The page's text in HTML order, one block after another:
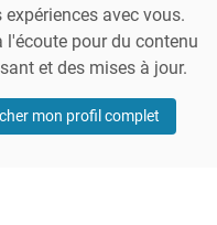
expériences avec vous.
l'écoute pour du contenu
et des mises à jour.
mon profil complet